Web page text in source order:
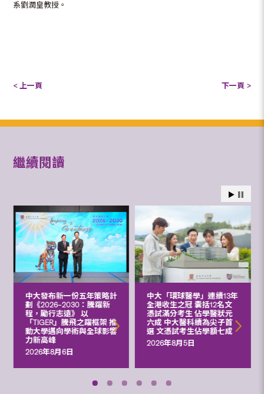
系劉潤皇教授。
< 上一頁 下一頁 >
繼續閱讀
中大發布新一份五年策略計
劃《2026‒2030：騰躍新
程，勵行志遠》 以
「TIGER」騰飛之躍框架 推
動大學邁向學術與全球影響
力新高峰
2026年8月6日
中大「環球醫學」連續13年
全港收生之冠 囊括12名文
憑試滿分考生 佔學醫狀元
六成 中大醫科續為尖子首
選 文憑試考生佔學額七成
2026年8月5日